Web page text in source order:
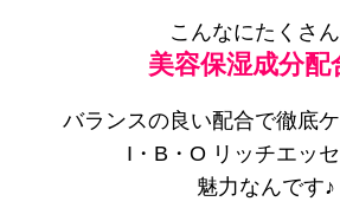
こんなにたくさ
美容保湿成分配
バランスの良い配合で徹底
I・B・O リッチエッ
魅力なんです♪